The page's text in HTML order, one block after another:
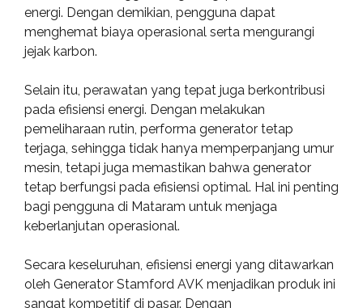
energi. Dengan demikian, pengguna dapat
menghemat biaya operasional serta mengurangi
jejak karbon.
Selain itu, perawatan yang tepat juga berkontribusi
pada efisiensi energi. Dengan melakukan
pemeliharaan rutin, performa generator tetap
terjaga, sehingga tidak hanya memperpanjang umur
mesin, tetapi juga memastikan bahwa generator
tetap berfungsi pada efisiensi optimal. Hal ini penting
bagi pengguna di Mataram untuk menjaga
keberlanjutan operasional.
Secara keseluruhan, efisiensi energi yang ditawarkan
oleh Generator Stamford AVK menjadikan produk ini
sangat kompetitif di pasar. Dengan